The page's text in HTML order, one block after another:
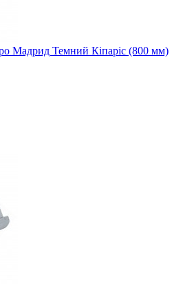
Мадрид Темний Кіпаріс (800 мм)